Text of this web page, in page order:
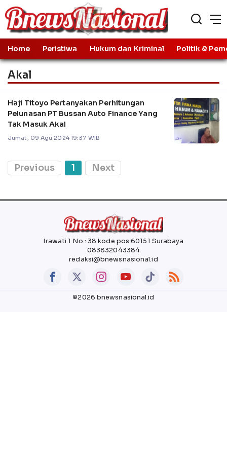
Home Peristiwa Hukum dan Kriminal Politik &
Akal
Haji Titoyo Pertanyakan Perhitungan
Pelunasan PT Bussan Auto Finance Yang
Tak Masuk Akal
Jumat, 09 Agu 2024 19:37 WIB
Previous 1 Next
Irawati 1 No : 38 kode pos 60151 Surabaya
083832043384
redaksi@bnewsnasional.id
©2026 bnewsnasional.id